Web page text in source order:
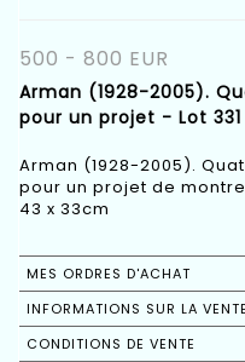
500 - 800 EUR
Arman (1928-2005).
pour un projet - Lot 331
Arman (1928-2005).
pour un projet de montre
43 x 33cm
MES ORDRES D'ACHAT
INFORMATIONS SUR LA VENTE
CONDITIONS DE VENTE